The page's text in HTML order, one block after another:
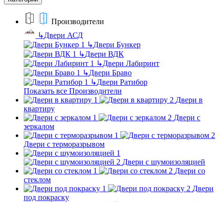
Производители
↳Двери АСД
↳Двери Бункер
↳Двери ВДК
↳Двери Лабиринт
↳Двери Браво
↳Двери Ратибор
Показать все Производители
Двери в
квартиру
Двери с
зеркалом
Двери с терморазрывом
Двери с шумоизоляцией
Двери со
стеклом
Двери
под покраску